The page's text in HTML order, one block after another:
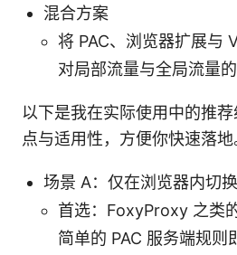
混合方案
将 PAC、浏览器扩展与
对局部流量与全局流量
以下是我在实际使用中的推
点与适用性，方便你快速落地
场景 A：仅在浏览器内切
首选：FoxyProxy 之类
简单的 PAC 服务端规则